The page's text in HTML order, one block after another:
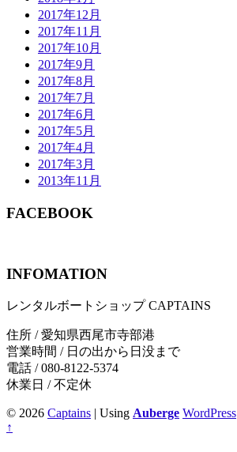
2017年12月
2017年11月
2017年10月
2017年9月
2017年8月
2017年7月
2017年6月
2017年5月
2017年4月
2017年3月
2013年11月
FACEBOOK
INFOMATION
レンタルボートショップ CAPTAINS
住所 / 愛知県西尾市寺部港
営業時間 / 日の出から日没まで
電話 / 080-8122-5374
休業日 / 不定休
© 2026 Captains | Using Auberge WordPress
↑